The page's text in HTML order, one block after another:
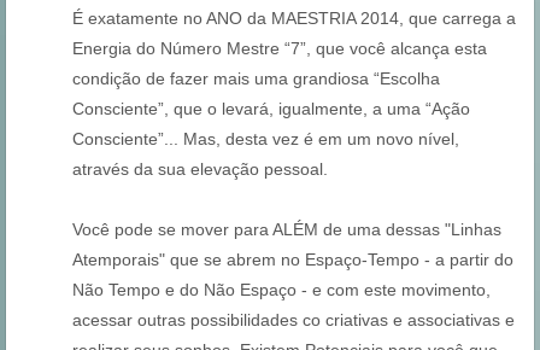
É exatamente no ANO da MAESTRIA 2014, que carrega a
Energia do Número Mestre “7”, que você alcança esta
condição de fazer mais uma grandiosa “Escolha
Consciente”, que o levará, igualmente, a uma “Ação
Consciente”... Mas, desta vez é em um novo nível,
através da sua elevação pessoal.
Você pode se mover para ALÉM de uma dessas "Linhas
Atemporais" que se abrem no Espaço-Tempo - a partir do
Não Tempo e do Não Espaço - e com este movimento,
acessar outras possibilidades co criativas e associativas e